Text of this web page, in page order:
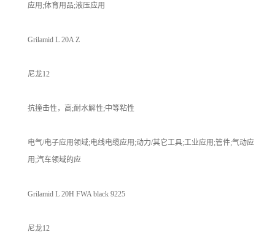
应用;体育用品;液压应用
Grilamid L 20A Z
尼龙12
抗撞击性，高;耐水解性;中等粘性
电气/电子应用领域;电线电缆应用;动力/其它工具;工业应用;管件;气动应
用;汽车领域的应
Grilamid L 20H FWA black 9225
尼龙12